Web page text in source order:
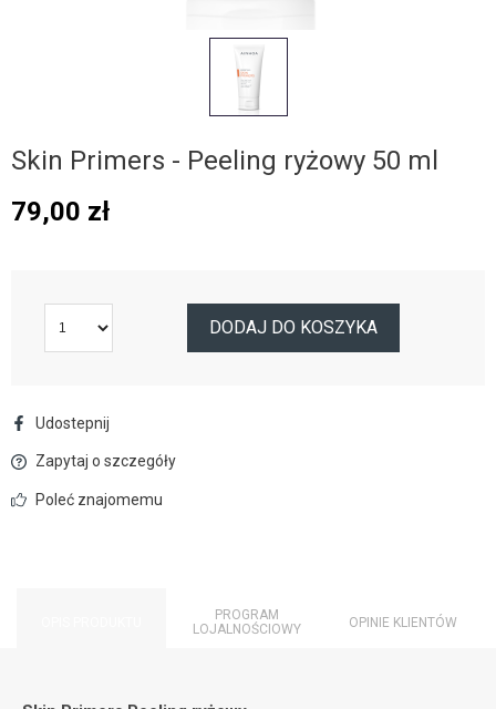
Skin Primers - Peeling ryżowy 50 ml
79,00 zł
DODAJ DO KOSZYKA
Udostepnij
Zapytaj o szczegóły
Poleć znajomemu
PROGRAM
LOJALNOŚCIOWY
OPINIE KLIENTÓW